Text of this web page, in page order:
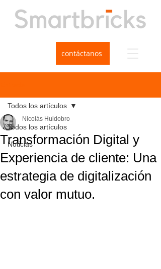
contáctanos
Todos los artículos
Noticias
Todos los artículos
Transformación Digital y
Experiencia de cliente: Una
estrategia de digitalización
con valor mutuo.
Nicolás Huidobro